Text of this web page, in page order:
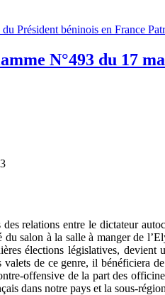
Président béninois en France
N°493 du 17
des relations entre le dictateur
du salon à la salle à manger de
élections législatives,
de ce genre, il bénéficiera
offensive de la part des
dans notre pays et la sous-